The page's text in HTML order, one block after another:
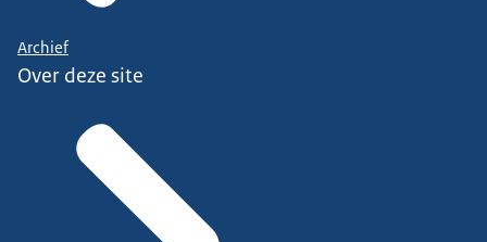
Archief
Over deze site